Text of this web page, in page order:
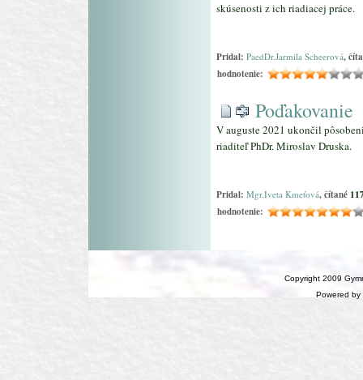
skúsenosti z ich riadiacej práce.
Pridal: PaedDr.Jarmila Scheerová,
hodnotenie:
Poďakovanie
V auguste 2021 ukončil
riaditeľ PhDr. Miroslav Druska.
Pridal: Mgr.Iveta Kmeťová, čítané
hodnotenie:
Copyright 2009
Powered by